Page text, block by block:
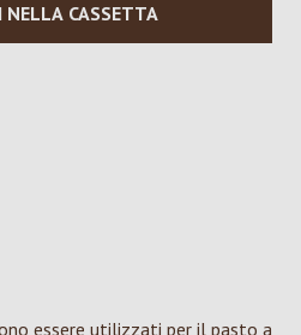
CASSETTA
essere utilizzati per il pasto a